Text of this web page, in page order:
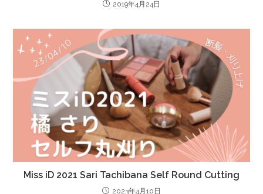
2019年4月24日
Miss iD 2021 Sari Tachibana Self Round Cutting
2023年4月10日